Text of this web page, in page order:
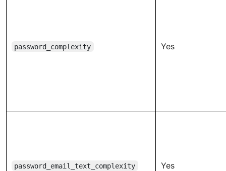
password_complexity Yes
password_email_text_complexity Yes